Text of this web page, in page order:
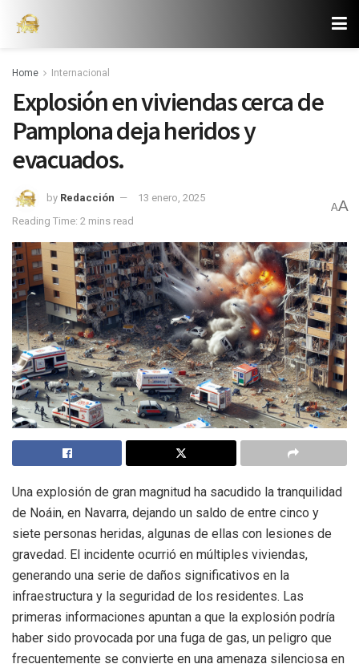
Home Internacional
Explosión en viviendas cerca de
Pamplona deja heridos y
evacuados.
by Redacción
13 enero, 2025
Reading Time: 2 mins read
AA
Una explosión de gran magnitud ha sacudido la tranquilidad
de Noáin, en Navarra, dejando un saldo de entre cinco y
siete personas heridas, algunas de ellas con lesiones de
gravedad. El incidente ocurrió en múltiples viviendas,
generando una serie de daños significativos en la
infraestructura y la seguridad de los residentes. Las
primeras informaciones apuntan a que la explosión podría
haber sido provocada por una fuga de gas, un peligro que
frecuentemente se convierte en una amenaza silenciosa en